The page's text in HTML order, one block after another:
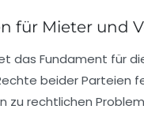
für Mieter und
das Fundament für
beider Parteien
zu rechtlichen